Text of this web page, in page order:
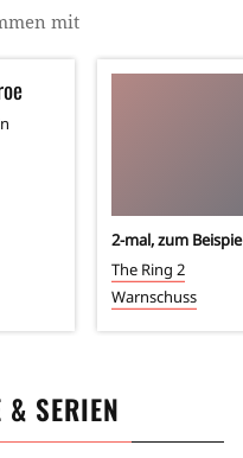
mit
2-mal, zum
The Ring 2
Warnschuss
SERIEN